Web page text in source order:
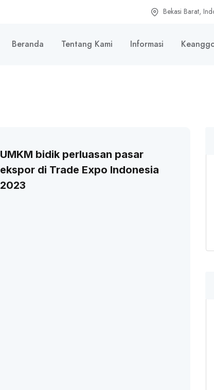
Bekasi Barat,
Beranda Tentang Kami Informasi
UMKM bidik perluasan pasar
ekspor di Trade Expo Indonesia
2023